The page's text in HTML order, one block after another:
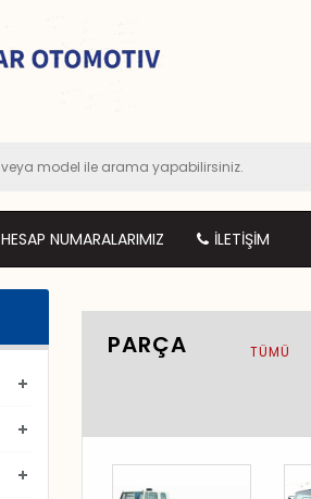
HESAP NUMARALARIMIZ İLETIŞIM
PARÇA TÜMÜ